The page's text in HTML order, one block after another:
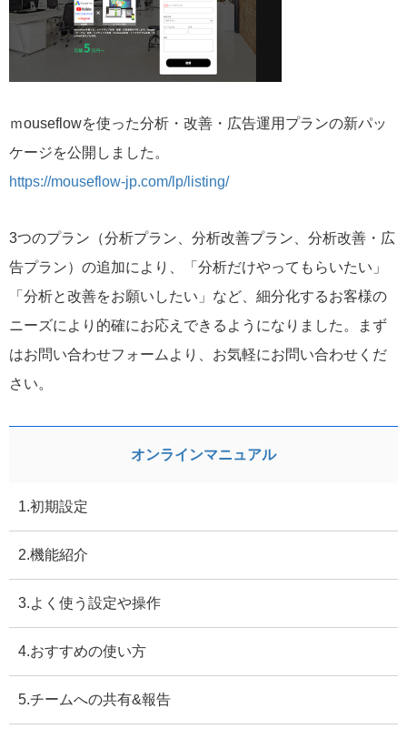
ｍouseflowを使った分析・改善・広告運用プランの新パッ
ケージを公開しました。
https://mouseflow-jp.com/lp/listing/
3つのプラン（分析プラン、分析改善プラン、分析改善・広
告プラン）の追加により、「分析だけやってもらいたい」
「分析と改善をお願いしたい」など、細分化するお客様の
ニーズにより的確にお応えできるようになりました。まず
はお問い合わせフォームより、お気軽にお問い合わせくだ
さい。
オンラインマニュアル
1.初期設定
2.機能紹介
3.よく使う設定や操作
4.おすすめの使い方
5.チームへの共有&報告